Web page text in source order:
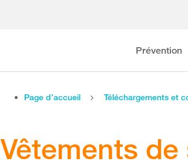
Prévention
Page d’accueil Téléchargements et
Vêtements